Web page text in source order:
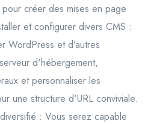
créer des mises en page
et configurer divers CMS :
WordPress et d'autres
d'hébergement,
et personnaliser les
une structure d'URL conviviale.
: Vous serez capable